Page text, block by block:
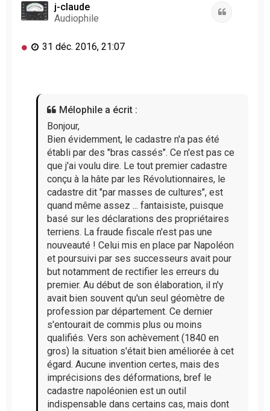
j-claude
Audiophile
M 31 déc. 2016, 21:07
Mélophile a écrit :
Bonjour,
Bien évidemment, le cadastre n'a pas été
établi par des "bras cassés". Ce n'est pas ce
que j'ai voulu dire. Le tout premier cadastre
conçu à la hâte par les Révolutionnaires, le
cadastre dit "par masses de cultures", est
quand même assez ... fantaisiste, puisque
basé sur les déclarations des propriétaires
terriens. La fraude fiscale n'est pas une
nouveauté ! Celui mis en place par Napoléon
et poursuivi par ses successeurs avait pour
but notamment de rectifier les erreurs du
premier. Au début de son élaboration, il n'y
avait bien souvent qu'un seul géomètre de
profession par département. Ce dernier
s'entourait de commis plus ou moins
qualifiés. Vers son achèvement (1840 en
gros) la situation s'était bien améliorée à cet
égard. Aucune invention certes, mais des
imprécisions des déformations, bref le
cadastre napoléonien est un outil
indispensable dans certains cas, mais dont